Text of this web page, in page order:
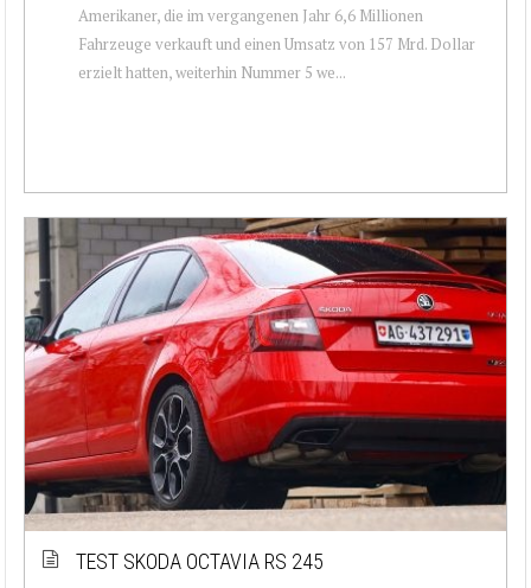
Amerikaner, die im vergangenen Jahr 6,6 Millionen
Fahrzeuge verkauft und einen Umsatz von 157 Mrd. Dollar
erzielt hatten, weiterhin Nummer 5 we...
TEST SKODA OCTAVIA RS 245